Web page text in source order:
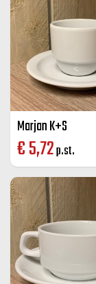
Marjan K+S
€5,72p.st.